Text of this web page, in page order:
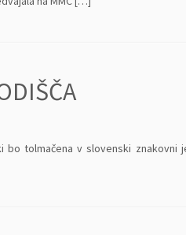
tolmačena v slovenski znakovni